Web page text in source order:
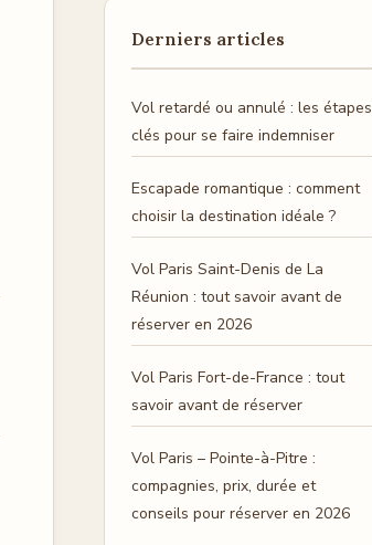
Derniers articles
Vol retardé ou annulé : les étapes
clés pour se faire indemniser
Escapade romantique : comment
choisir la destination idéale ?
Vol Paris Saint-Denis de La
Réunion : tout savoir avant de
réserver en 2026
Vol Paris Fort-de-France : tout
savoir avant de réserver
Vol Paris – Pointe-à-Pitre :
compagnies, prix, durée et
conseils pour réserver en 2026